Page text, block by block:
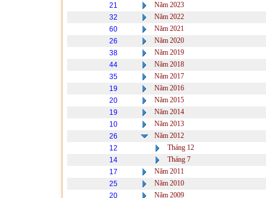
21
Năm 2023
32
Năm 2022
60
Năm 2021
26
Năm 2020
38
Năm 2019
44
Năm 2018
35
Năm 2017
19
Năm 2016
20
Năm 2015
19
Năm 2014
10
Năm 2013
26
Năm 2012
12
Tháng 12
14
Tháng 7
17
Năm 2011
25
Năm 2010
20
Năm 2009